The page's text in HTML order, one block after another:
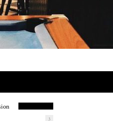
PUNKTESTAND
3